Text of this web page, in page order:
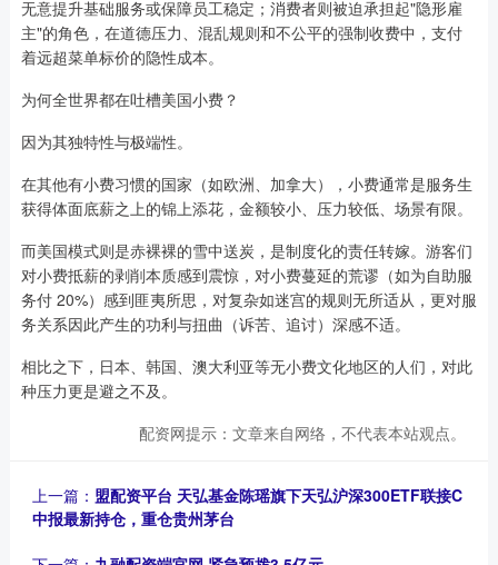
无意提升基础服务或保障员工稳定；消费者则被迫承担起"隐形雇
主"的角色，在道德压力、混乱规则和不公平的强制收费中，支付
着远超菜单标价的隐性成本。
为何全世界都在吐槽美国小费？
因为其独特性与极端性。
在其他有小费习惯的国家（如欧洲、加拿大），小费通常是服务生
获得体面底薪之上的锦上添花，金额较小、压力较低、场景有限。
而美国模式则是赤裸裸的雪中送炭，是制度化的责任转嫁。游客们
对小费抵薪的剥削本质感到震惊，对小费蔓延的荒谬（如为自助服
务付 20%）感到匪夷所思，对复杂如迷宫的规则无所适从，更对服
务关系因此产生的功利与扭曲（诉苦、追讨）深感不适。
相比之下，日本、韩国、澳大利亚等无小费文化地区的人们，对此
种压力更是避之不及。
配资网提示：文章来自网络，不代表本站观点。
上一篇： 盟配资平台 天弘基金陈瑶旗下天弘沪深300ETF联接C
中报最新持仓，重仓贵州茅台